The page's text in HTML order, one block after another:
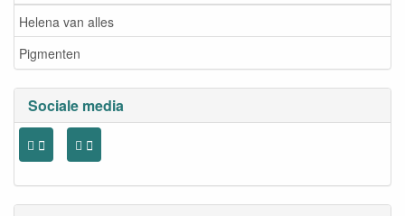
Helena van alles
Pigmenten
Sociale media